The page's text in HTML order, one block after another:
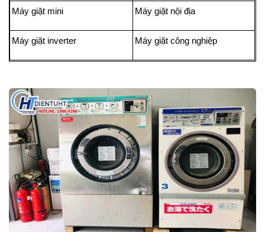
Máy giặt mini Máy giặt nội địa
Máy giặt inverter Máy giặt công nghiệp